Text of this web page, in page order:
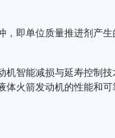
即单位质量推进剂产
机智能减损与延寿控制
火箭发动机的性能和可